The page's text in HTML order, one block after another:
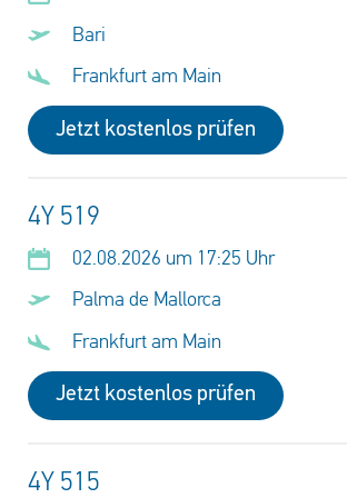
Bari
Frankfurt am Main
Jetzt kostenlos prüfen
4Y 519
02.08.2026 um 17:25 Uhr
Palma de Mallorca
Frankfurt am Main
Jetzt kostenlos prüfen
4Y 515